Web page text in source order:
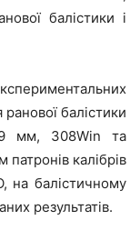
балістики і
балістики
мм, 308Win та
калібрів
на балістичному
результатів.